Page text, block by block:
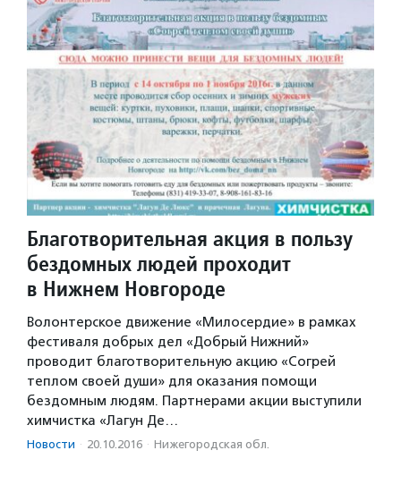
Благотворительная акция в пользу
бездомных людей проходит
в Нижнем Новгороде
Волонтерское движение «Милосердие» в рамках
фестиваля добрых дел «Добрый Нижний»
проводит благотворительную акцию «Согрей
теплом своей души» для оказания помощи
бездомным людям. Партнерами акции выступили
химчистка «Лагун Де…
Новости · 20.10.2016 · Нижегородская обл.